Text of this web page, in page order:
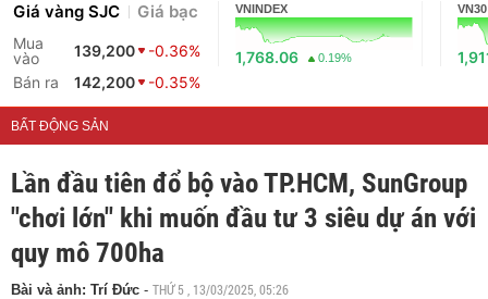
Giá vàng SJC Giá bạc
Mua
vào
139,200
-0.36%
Bán ra
142,200 -0.35%
VNINDEX
1,768.06 0.19%
VN30
BẤT ĐỘNG SẢN
Lần đầu tiên đổ bộ vào TP.HCM, SunGroup
"chơi lớn" khi muốn đầu tư 3 siêu dự án với
quy mô 700ha
Bài và ảnh: Trí Đức - THỨ 5 , 13/03/2025, 05:26